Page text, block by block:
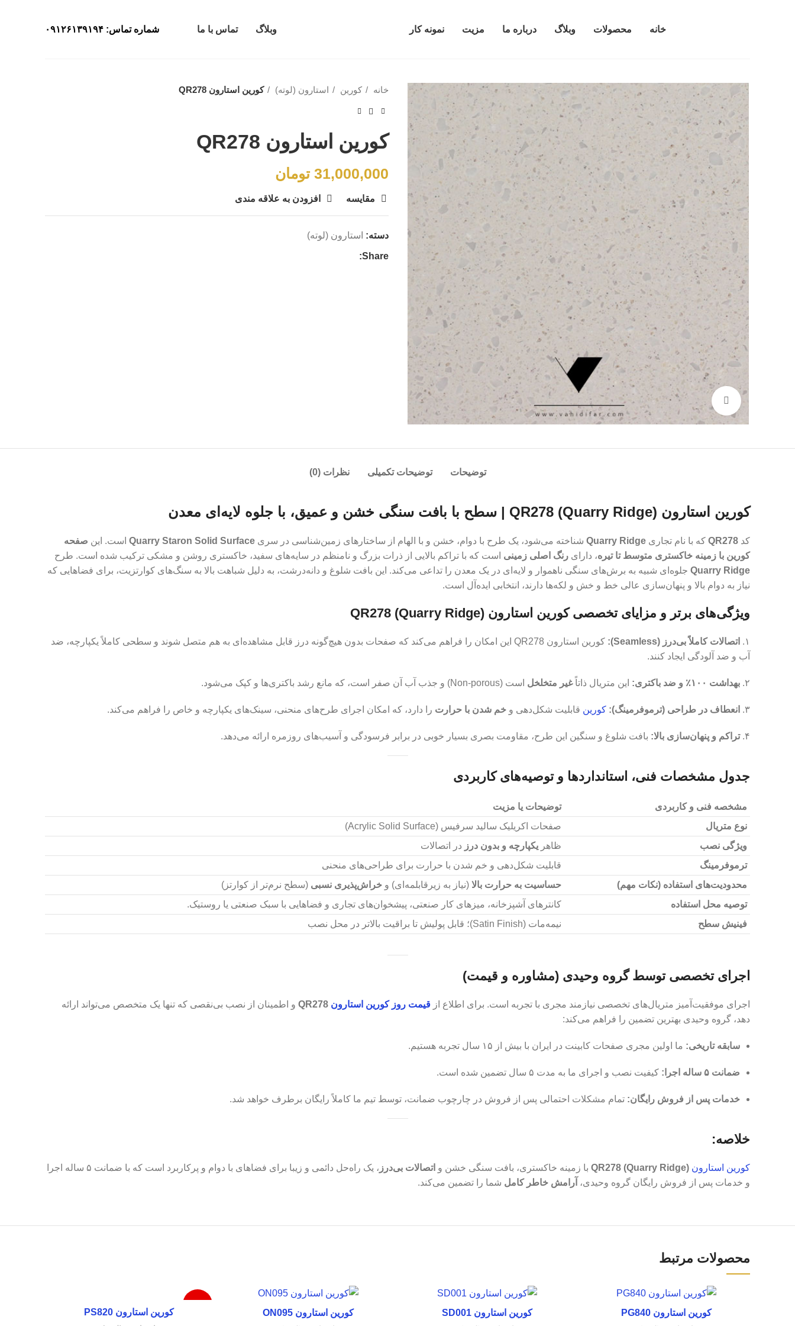
خانه محصولات وبلاگ درباره ما مزیت نمونه کار وبلاگ تماس با ما شماره تماس: ۰۹۱۲۶۱۳۹۱۹۴
بزرگنمایی تصویر
خانه کورین استارون (لوته) کورین استارون QR278
کورین استارون QR278
31,000,000 تومان
مقایسه افزودن به علاقه مندی
دسته: استارون (لوته)
Share:
توضیحات توضیحات تکمیلی نظرات (0)
کورین استارون QR278 (Quarry Ridge) | سطح با بافت سنگی خشن و عمیق، با جلوه لایه‌ای معدن
کد QR278 که با نام تجاری Quarry Ridge شناخته می‌شود، یک طرح با دوام، خشن و با الهام از ساختارهای زمین‌شناسی در سری Quarry Staron Solid Surface است. این صفحه
کورین با زمینه خاکستری متوسط تا تیره، دارای رنگ اصلی زمینی است که با تراکم بالایی از ذرات بزرگ و نامنظم در سایه‌های سفید، خاکستری روشن و مشکی ترکیب شده است. طرح
Quarry Ridge جلوه‌ای شبیه به برش‌های سنگی ناهموار و لایه‌ای در یک معدن را تداعی می‌کند. این بافت شلوغ و دانه‌درشت، به دلیل شباهت بالا به سنگ‌های کوارتزیت، برای فضاهایی که
نیاز به دوام بالا و پنهان‌سازی عالی خط و خش و لکه‌ها دارند، انتخابی ایده‌آل است.
ویژگی‌های برتر و مزایای تخصصی کورین استارون QR278 (Quarry Ridge)
۱. اتصالات کاملاً بی‌درز (Seamless):
کورین استارون QR278 این امکان را فراهم می‌کند که صفحات بدون هیچ‌گونه درز قابل مشاهده‌ای به هم متصل شوند و سطحی کاملاً یکپارچه، ضد
آب و ضد آلودگی ایجاد کنند.
۲. بهداشت ۱۰۰٪ و ضد باکتری: این متریال ذاتاًغیر متخلخل است (Non-porous) و جذب آب آن صفر است، که مانع رشد باکتری‌ها و کپک می‌شود.
۳. انعطاف در طراحی (ترموفرمینگ): کورین قابلیت شکل‌دهی و خم شدن با حرارت را دارد، که امکان اجرای طرح‌های منحنی، سینک‌های یکپارچه و خاص را فراهم می‌کند.
۴. تراکم و پنهان‌سازی بالا: بافت شلوغ و سنگین این طرح، مقاومت بصری بسیار خوبی در برابر فرسودگی و آسیب‌های روزمره ارائه می‌دهد.
جدول مشخصات فنی، استانداردها و توصیه‌های کاربردی
مشخصه فنی و کاربردی
توضیحات یا مزیت
نوع متریال
صفحات اکریلیک سالید سرفیس (Acrylic Solid Surface)
ویژگی نصب
ظاهر یکپارچه و بدون درز در اتصالات
ترموفرمینگ
قابلیت شکل‌دهی و خم شدن با حرارت برای طراحی‌های منحنی
محدودیت‌های استفاده (نکات مهم)
حساسیت به حرارت بالا (نیاز به زیرقابلمه‌ای) و خراش‌پذیری نسبی (سطح نرم‌تر از کوارتز)
توصیه محل استفاده
کانترهای آشپزخانه، میزهای کار صنعتی، پیشخوان‌های تجاری و فضاهایی با سبک صنعتی یا روستیک.
فینیش سطح
نیمه‌مات (Satin Finish)؛ قابل پولیش تا براقیت بالاتر در محل نصب
اجرای تخصصی توسط گروه وحیدی (مشاوره و قیمت)
اجرای موفقیت‌آمیز متریال‌های تخصصی نیازمند مجری با تجربه است. برای اطلاع از قیمت روز کورین استارون
و اطمینان از نصب بی‌نقصی که تنها یک متخصص می‌تواند ارائه
دهد، گروه وحیدی بهترین تضمین را فراهم می‌کند:
سابقه تاریخی: ما اولین مجری صفحات کابینت در ایران با بیش از ۱۵ سال تجربه هستیم.
ضمانت ۵ ساله اجرا: کیفیت نصب و اجرای ما به مدت ۵ سال تضمین شده است.
خدمات پس از فروش رایگان: تمام مشکلات احتمالی پس از فروش در چارچوب ضمانت، توسط تیم ما کاملاً رایگان برطرف خواهد شد.
خلاصه:
کورین استارون QR278 (Quarry Ridge) با زمینه خاکستری، بافت سنگی خشن و اتصالات بی‌درز
، یک راه‌حل دائمی و زیبا برای فضاهای با دوام و پرکاربرد است که با ضمانت ۵ ساله اجرا
و خدمات پس از فروش رایگان گروه وحیدی، آرامش خاطر کامل شما را تضمین می‌کند.
محصولات مرتبط
کورین استارون PG840
کورین استارون SD001
کورین استارون ON095
کورین استارون PS820